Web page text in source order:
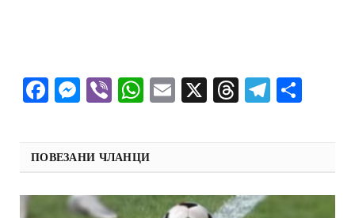
Facebook
Messenger
ViberWhatsApp
Email
X Threads
ПОВЕЗАНИ ЧЛАНЦИ